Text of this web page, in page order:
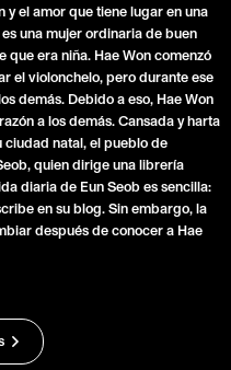
y el amor que tiene lugar en una
una mujer ordinaria de buen
era niña. Hae Won comenzó
el violonchelo, pero durante ese
demás. Debido a eso, Hae Won
a los demás. Cansada y harta
ciudad natal, el pueblo de
quien dirige una librería
diaria de Eun Seob es sencilla:
en su blog. Sin embargo, la
después de conocer a Hae